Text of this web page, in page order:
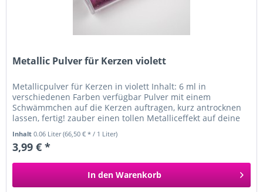
Metallic Pulver für Kerzen violett
Metallicpulver für Kerzen in violett Inhalt: 6 ml in
verschiedenen Farben verfügbar Pulver mit einem
Schwämmchen auf die Kerzen auftragen, kurz antrocknen
lassen, fertig! zauber einen tollen Metalliceffekt auf deine
Inhalt0.06 Liter(66,50 € * / 1 Liter)
3,99 € *
In den Warenkorb